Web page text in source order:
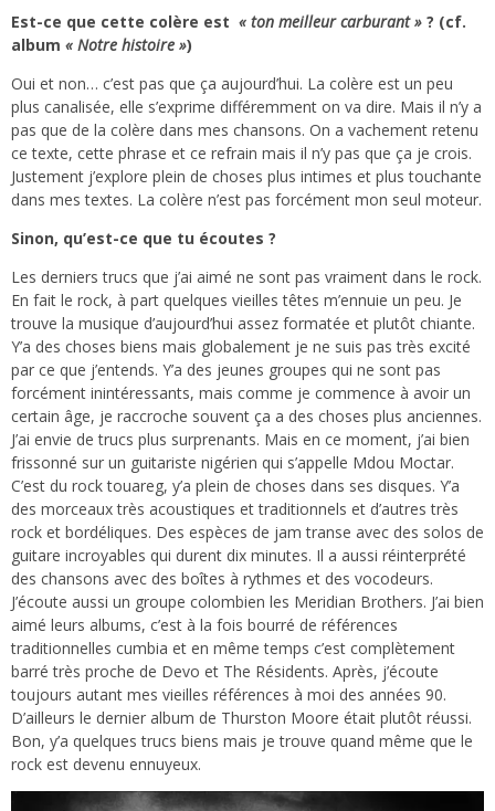
Est-ce que cette colère est « ton meilleur carburant » ? (cf.
album « Notre histoire »)
Oui et non… c’est pas que ça aujourd’hui. La colère est un peu
plus canalisée, elle s’exprime différemment on va dire. Mais il n’y a
pas que de la colère dans mes chansons. On a vachement retenu
ce texte, cette phrase et ce refrain mais il n’y pas que ça je crois.
Justement j’explore plein de choses plus intimes et plus touchante
dans mes textes. La colère n’est pas forcément mon seul moteur.
Sinon, qu’est-ce que tu écoutes ?
Les derniers trucs que j’ai aimé ne sont pas vraiment dans le rock.
En fait le rock, à part quelques vieilles têtes m’ennuie un peu. Je
trouve la musique d’aujourd’hui assez formatée et plutôt chiante.
Y’a des choses biens mais globalement je ne suis pas très excité
par ce que j’entends. Y’a des jeunes groupes qui ne sont pas
forcément inintéressants, mais comme je commence à avoir un
certain âge, je raccroche souvent ça a des choses plus anciennes.
J’ai envie de trucs plus surprenants. Mais en ce moment, j’ai bien
frissonné sur un guitariste nigérien qui s’appelle Mdou Moctar.
C’est du rock touareg, y’a plein de choses dans ses disques. Y’a
des morceaux très acoustiques et traditionnels et d’autres très
rock et bordéliques. Des espèces de jam transe avec des solos de
guitare incroyables qui durent dix minutes. Il a aussi réinterprété
des chansons avec des boîtes à rythmes et des vocodeurs.
J’écoute aussi un groupe colombien les Meridian Brothers. J’ai bien
aimé leurs albums, c’est à la fois bourré de références
traditionnelles cumbia et en même temps c’est complètement
barré très proche de Devo et The Résidents. Après, j’écoute
toujours autant mes vieilles références à moi des années 90.
D’ailleurs le dernier album de Thurston Moore était plutôt réussi.
Bon, y’a quelques trucs biens mais je trouve quand même que le
rock est devenu ennuyeux.